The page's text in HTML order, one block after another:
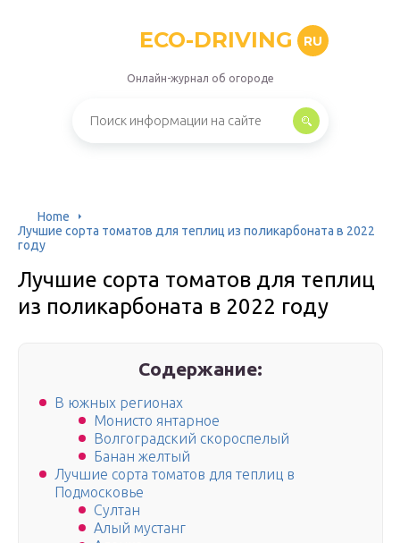
ECO-DRIVING RU
Онлайн-журнал об огороде
Home
Лучшие сорта томатов для теплиц из поликарбоната в 2022
году
Лучшие сорта томатов для теплиц
из поликарбоната в 2022 году
Содержание:
В южных регионах
Монисто янтарное
Волгоградский скороспелый
Банан желтый
Лучшие сорта томатов для теплиц в
Подмосковье
Султан
Алый мустанг